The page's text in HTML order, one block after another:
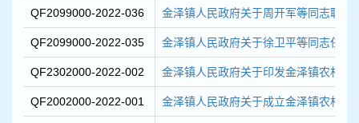
QF2099000-2022-036 金泽镇人民政府关于周开军等同志职务
QF2099000-2022-035 金泽镇人民政府关于徐卫平等同志任职
QF2302000-2022-002 金泽镇人民政府关于印发金泽镇农村人
QF2002000-2022-001 金泽镇人民政府关于成立金泽镇农村人